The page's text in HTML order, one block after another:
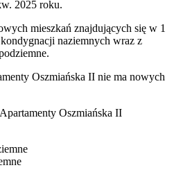
2025 roku.
mieszkań znajdujących się w 1
naziemnych wraz z
Oszmiańska II nie ma nowych
Oszmiańska II